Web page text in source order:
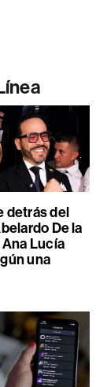
detrás del
De la
Lucía
una